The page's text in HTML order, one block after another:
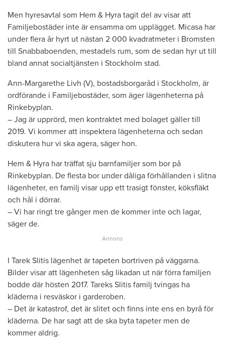
Men hyresavtal som Hem & Hyra tagit del av visar att
Familjebostäder inte är ensamma om upplägget. Micasa har
under flera år hyrt ut nästan 2 000 kvadratmeter i Bromsten
till Snabbaboenden, mestadels rum, som de sedan hyr ut till
bland annat socialtjänsten i Stockholm stad.
Ann-Margarethe Livh (V), bostadsborgaråd i Stockholm, är
ordförande i Familjebostäder, som äger lägenheterna på
Rinkebyplan.
– Jag är upprörd, men kontraktet med bolaget gäller till
2019. Vi kommer att inspektera lägenheterna och sedan
diskutera hur vi ska agera, säger hon.
Hem & Hyra har träffat sju barnfamiljer som bor på
Rinkebyplan. De flesta bor under dåliga förhållanden i slitna
lägenheter, en familj visar upp ett trasigt fönster, köksfläkt
och hål i dörrar.
– Vi har ringt tre gånger men de kommer inte och lagar,
säger de.
I Tarek Slitis lägenhet är tapeten bortriven på väggarna.
Bilder visar att lägenheten såg likadan ut när förra familjen
bodde där hösten 2017. Tareks Slitis familj tvingas ha
kläderna i resväskor i garderoben.
– Det är katastrof, det är slitet och finns inte ens en byrå för
kläderna. De har sagt att de ska byta tapeter men de
kommer aldrig.